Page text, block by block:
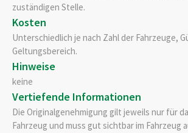
zuständigen Stelle.
Kosten
Unterschiedlich je nach Zahl der Fahrzeuge,
Geltungsbereich.
Hinweise
keine
Vertiefende Informationen
Die Originalgenehmigung gilt jeweils nur für
Fahrzeug und muss gut sichtbar im Fahrzeug